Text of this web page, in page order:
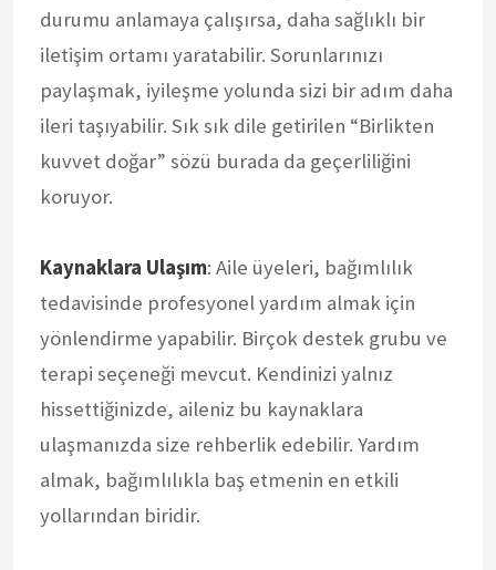
durumu anlamaya çalışırsa, daha sağlıklı bir
iletişim ortamı yaratabilir. Sorunlarınızı
paylaşmak, iyileşme yolunda sizi bir adım daha
ileri taşıyabilir. Sık sık dile getirilen “Birlikten
kuvvet doğar” sözü burada da geçerliliğini
koruyor.
Kaynaklara Ulaşım: Aile üyeleri, bağımlılık
tedavisinde profesyonel yardım almak için
yönlendirme yapabilir. Birçok destek grubu ve
terapi seçeneği mevcut. Kendinizi yalnız
hissettiğinizde, aileniz bu kaynaklara
ulaşmanızda size rehberlik edebilir. Yardım
almak, bağımlılıkla baş etmenin en etkili
yollarından biridir.